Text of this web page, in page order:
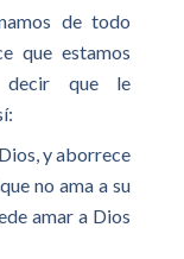
de todo
que estamos
decir que le
y aborrece
no ama a su
amar a Dios